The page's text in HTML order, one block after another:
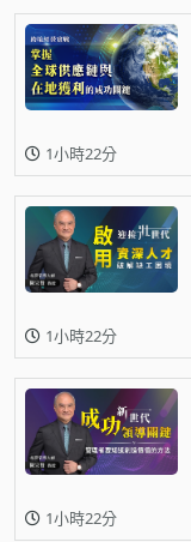
1小時22分
1小時22分
1小時22分